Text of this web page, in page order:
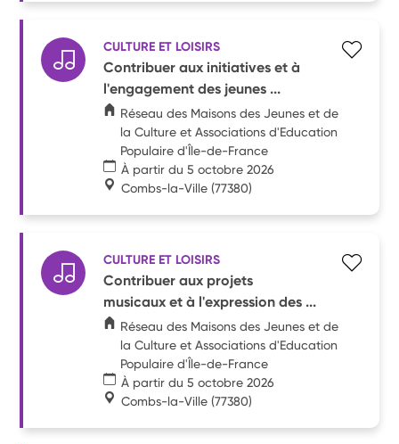
CULTURE ET LOISIRS
Contribuer aux initiatives et à
l'engagement des jeunes ...
Réseau des Maisons des Jeunes et de
la Culture et Associations d'Education
Populaire d'Île-de-France
À partir du 5 octobre 2026
Combs-la-Ville (77380)
CULTURE ET LOISIRS
Contribuer aux projets
musicaux et à l'expression des ...
Réseau des Maisons des Jeunes et de
la Culture et Associations d'Education
Populaire d'Île-de-France
À partir du 5 octobre 2026
Combs-la-Ville (77380)